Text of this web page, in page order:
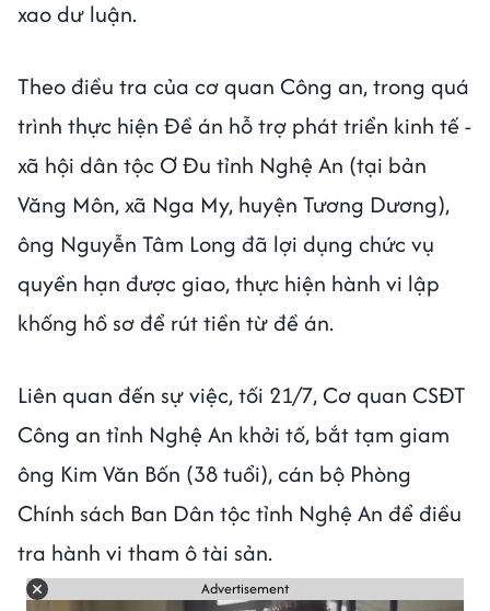
xao dư luận.
Theo điều tra của cơ quan Công an, trong quá
trình thực hiện Đề án hỗ trợ phát triển kinh tế -
xã hội dân tộc Ơ Đu tỉnh Nghệ An (tại bản
Văng Môn, xã Nga My, huyện Tương Dương),
ông Nguyễn Tâm Long đã lợi dụng chức vụ
quyền hạn được giao, thực hiện hành vi lập
khống hồ sơ để rút tiền từ đề án.
Liên quan đến sự việc, tối 21/7, Cơ quan CSĐT
Công an tỉnh Nghệ An khởi tố, bắt tạm giam
ông Kim Văn Bốn (38 tuổi), cán bộ Phòng
Chính sách Ban Dân tộc tỉnh Nghệ An để điều
tra hành vi tham ô tài sản.
Advertisement